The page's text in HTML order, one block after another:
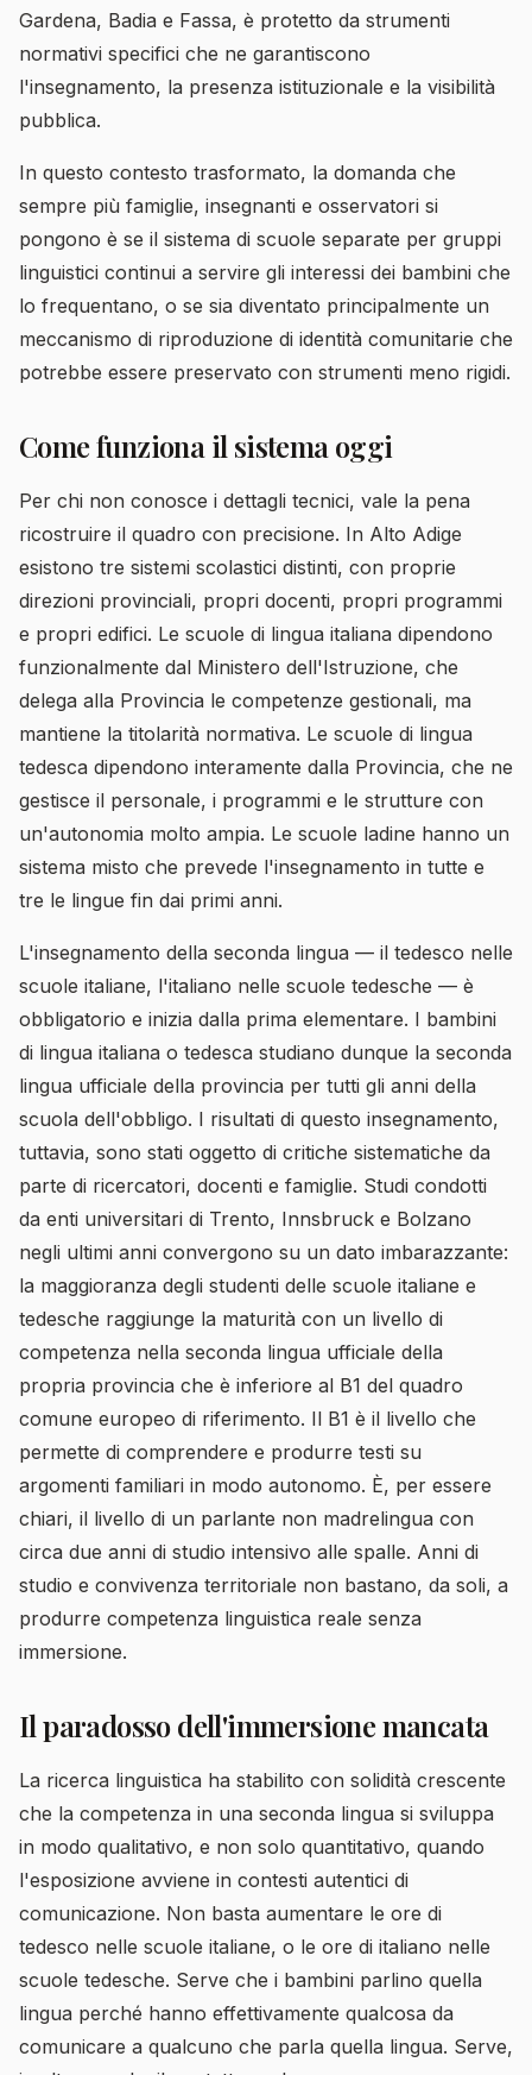
Gardena, Badia e Fassa, è protetto da strumenti
normativi specifici che ne garantiscono
l'insegnamento, la presenza istituzionale e la visibilità
pubblica.
In questo contesto trasformato, la domanda che
sempre più famiglie, insegnanti e osservatori si
pongono è se il sistema di scuole separate per gruppi
linguistici continui a servire gli interessi dei bambini che
lo frequentano, o se sia diventato principalmente un
meccanismo di riproduzione di identità comunitarie che
potrebbe essere preservato con strumenti meno rigidi.
Come funziona il sistema oggi
Per chi non conosce i dettagli tecnici, vale la pena
ricostruire il quadro con precisione. In Alto Adige
esistono tre sistemi scolastici distinti, con proprie
direzioni provinciali, propri docenti, propri programmi
e propri edifici. Le scuole di lingua italiana dipendono
funzionalmente dal Ministero dell'Istruzione, che
delega alla Provincia le competenze gestionali, ma
mantiene la titolarità normativa. Le scuole di lingua
tedesca dipendono interamente dalla Provincia, che ne
gestisce il personale, i programmi e le strutture con
un'autonomia molto ampia. Le scuole ladine hanno un
sistema misto che prevede l'insegnamento in tutte e
tre le lingue fin dai primi anni.
L'insegnamento della seconda lingua — il tedesco nelle
scuole italiane, l'italiano nelle scuole tedesche — è
obbligatorio e inizia dalla prima elementare. I bambini
di lingua italiana o tedesca studiano dunque la seconda
lingua ufficiale della provincia per tutti gli anni della
scuola dell'obbligo. I risultati di questo insegnamento,
tuttavia, sono stati oggetto di critiche sistematiche da
parte di ricercatori, docenti e famiglie. Studi condotti
da enti universitari di Trento, Innsbruck e Bolzano
negli ultimi anni convergono su un dato imbarazzante:
la maggioranza degli studenti delle scuole italiane e
tedesche raggiunge la maturità con un livello di
competenza nella seconda lingua ufficiale della
propria provincia che è inferiore al B1 del quadro
comune europeo di riferimento. Il B1 è il livello che
permette di comprendere e produrre testi su
argomenti familiari in modo autonomo. È, per essere
chiari, il livello di un parlante non madrelingua con
circa due anni di studio intensivo alle spalle. Anni di
studio e convivenza territoriale non bastano, da soli, a
produrre competenza linguistica reale senza
immersione.
Il paradosso dell'immersione mancata
La ricerca linguistica ha stabilito con solidità crescente
che la competenza in una seconda lingua si sviluppa
in modo qualitativo, e non solo quantitativo, quando
l'esposizione avviene in contesti autentici di
comunicazione. Non basta aumentare le ore di
tedesco nelle scuole italiane, o le ore di italiano nelle
scuole tedesche. Serve che i bambini parlino quella
lingua perché hanno effettivamente qualcosa da
comunicare a qualcuno che parla quella lingua. Serve,